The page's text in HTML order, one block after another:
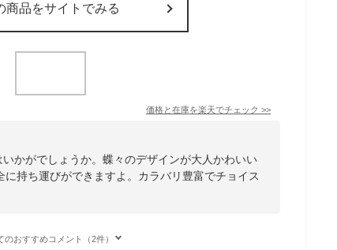
商品をサイトでみる
価格と在庫を楽天でチェック >>
かがでしょうか。蝶々のデザインが大人かわいい
持ち運びができますよ。カラバリ豊富でチョイス
のおすすめコメント（2件）